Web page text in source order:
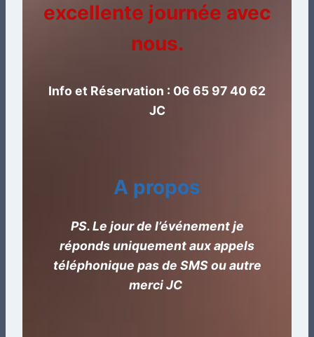
excellente journée avec
nous.
Info et Réservation : 06 65 97 40 62
JC
A propos
PS. Le jour de l’événement je
réponds uniquement aux appels
téléphonique pas de SMS ou autre
merci JC